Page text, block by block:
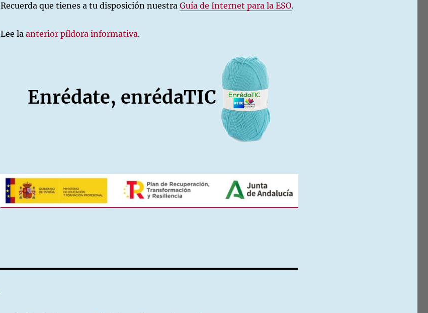
Recuerda que tienes a tu disposición nuestraGuía de Internet para la ESO.
Lee laanterior píldora informativa.
Enrédate, enrédaTIC